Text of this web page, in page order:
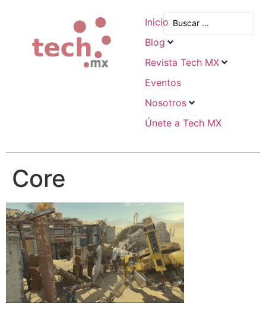
Inicio
Blog
Revista Tech MX
Eventos
Nosotros
Únete a Tech MX
Core